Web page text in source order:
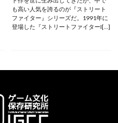
も高い人気を誇るのが『ストリート
ファイター』シリーズだ。1991年に
登場した『ストリートファイターI[…]